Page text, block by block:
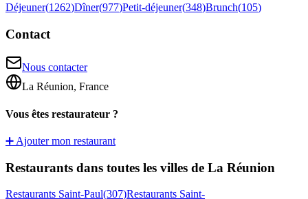
Déjeuner(1262)Dîner(977)Petit-déjeuner(348)Brunch(105)
Contact
Nous contacter
La Réunion, France
Vous êtes restaurateur ?
➕ Ajouter mon restaurant
Restaurants dans toutes les villes de La Réunion
Restaurants Saint-Paul(307)Restaurants Saint-